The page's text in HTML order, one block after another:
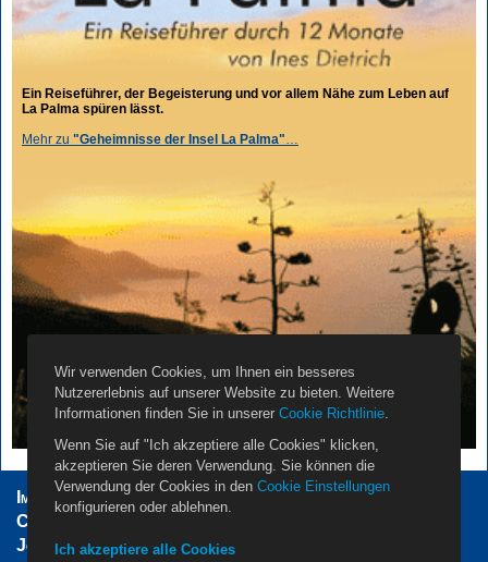
Ein Reiseführer, der Begeisterung und vor allem Nähe zum Leben auf
La Palma spüren lässt.
Mehr zu "Geheimnisse der Insel La Palma"…
Impressum AGB
Datenschutzerklärung
Cookie Einstellungen
Jobs
Über Uns Kontakt
Wir verwenden Cookies, um Ihnen ein besseres
Nutzererlebnis auf unserer Website zu bieten. Weitere
Informationen finden Sie in unserer Cookie Richtlinie.
Wenn Sie auf "Ich akzeptiere alle Cookies" klicken,
akzeptieren Sie deren Verwendung. Sie können die
Verwendung der Cookies in den Cookie Einstellungen
konfigurieren oder ablehnen.
Ich akzeptiere alle Cookies